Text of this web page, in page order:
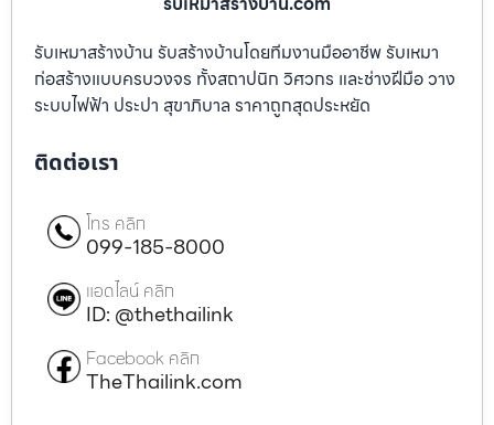
รับเหมาสร้างบ้าน รับสร้างบ้านโดยทีมงานมืออาชีพ รับเหมา
ก่อสร้างแบบครบวงจร ทั้งสถาปนิก วิศวกร และช่างฝีมือ วาง
ระบบไฟฟ้า ประปา สุขาภิบาล ราคาถูกสุดประหยัด
ติดต่อเรา
โทร คลิก
099-185-8000
แอดไลน์ คลิก
ID: @thethailink
Facebook คลิก
TheThailink.com